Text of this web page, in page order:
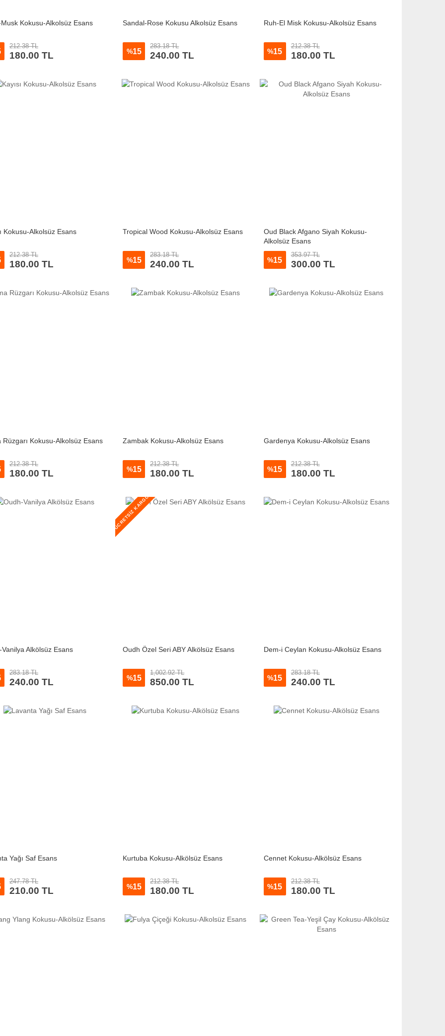
Kokusu-Alkolsüz Esans
212.38 TL
180.00 TL
Sandal-Rose Kokusu Alkolsüz Esans
%15
283.18 TL
240.00 TL
Ruh-El Misk Kokusu-Alkolsüz Esans
%15
212.38 TL
180.00 TL
Kokusu-Alkolsüz Esans
212.38 TL
180.00 TL
Tropical Wood Kokusu-Alkolsüz Esans
%15
283.18 TL
240.00 TL
Oud Black Afgano Siyah Kokusu-
Alkolsüz Esans
%15
353.97 TL
300.00 TL
Rüzgarı Kokusu-Alkolsüz Esans
212.38 TL
180.00 TL
Zambak Kokusu-Alkolsüz Esans
%15
212.38 TL
180.00 TL
Gardenya Kokusu-Alkolsüz Esans
%15
212.38 TL
180.00 TL
Alkölsüz Esans
283.18 TL
240.00 TL
ÜCRETSİZ KARGO
Oudh Özel Seri ABY Alkölsüz Esans
%15
1,002.92 TL
850.00 TL
Dem-i Ceylan Kokusu-Alkolsüz Esans
%15
283.18 TL
240.00 TL
Yağı Saf Esans
247.78 TL
210.00 TL
Kurtuba Kokusu-Alkölsüz Esans
%15
212.38 TL
180.00 TL
Cennet Kokusu-Alkölsüz Esans
%15
212.38 TL
180.00 TL